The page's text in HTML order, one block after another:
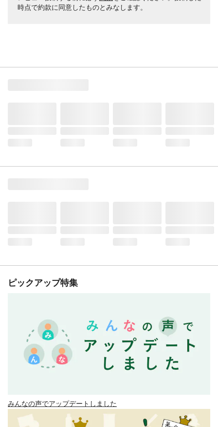
時点で約款に同意したものとみなします。
ピックアップ特集
みんなの声でアップデートしました